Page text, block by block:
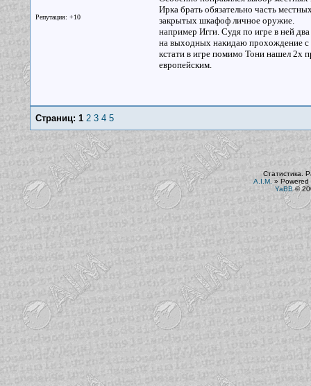
Репутация: +10
Ирка брать обязательно часть
закрытых шкафоф личное оружие.
например Игги. Судя по игре в ней
на выходных накидаю прохождение
кстати в игре помимо Тони нашел 2х
европейским.
Страниц: 1 2 3 4 5
Статистика.
A.I.M. » Powered
YaBB©